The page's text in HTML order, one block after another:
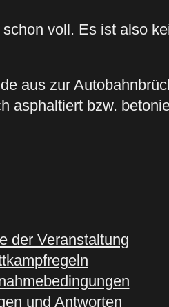
voll. Es ist also
aus zur
asphaltiert bzw.
der Veranstaltung
und Antworten